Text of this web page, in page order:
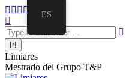
Limiares
Mestrado del Grupo T&P
ES